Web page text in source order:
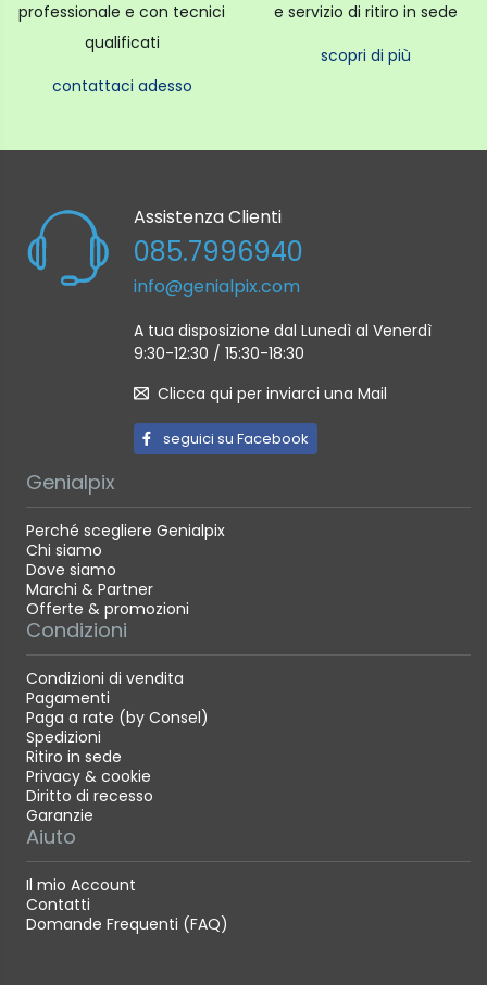
professionale e con tecnici
qualificati
contattaci adesso
e servizio di ritiro in sede
scopri di più
Assistenza Clienti
085.7996940
info@genialpix.com
A tua disposizione dal Lunedì al Venerdì
9:30-12:30 / 15:30-18:30
Clicca qui per inviarci una Mail
seguici su Facebook
Genialpix
Perché scegliere Genialpix
Chi siamo
Dove siamo
Marchi & Partner
Offerte & promozioni
Condizioni
Condizioni di vendita
Pagamenti
Paga a rate (by Consel)
Spedizioni
Ritiro in sede
Privacy & cookie
Diritto di recesso
Garanzie
Aiuto
Il mio Account
Contatti
Domande Frequenti (FAQ)